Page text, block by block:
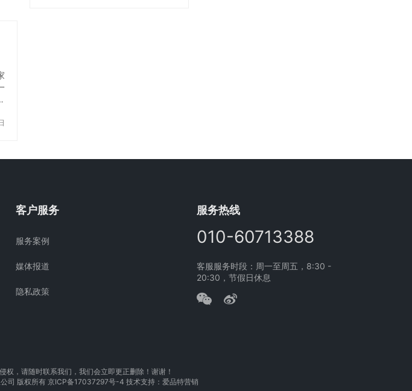
客户服务
服务案例
媒体报道
隐私政策
服务热线
010-60713388
客服服务时段：周一至周五，8:30 -
20:30，节假日休息
，请随时联系我们，我们会立即更正删除！谢谢！
司 版权所有京ICP备17037297号-4 技术支持： 爱品特营销